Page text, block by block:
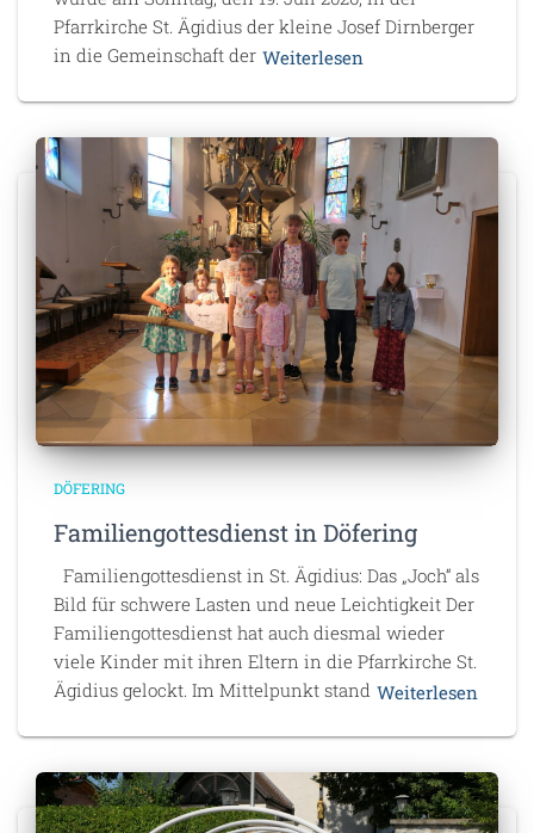
Pfarrkirche St. Ägidius der kleine Josef Dirnberger
in die Gemeinschaft der Weiterlesen
DÖFERING
Familiengottesdienst in Döfering
Familiengottesdienst in St. Ägidius: Das „Joch“ als
Bild für schwere Lasten und neue Leichtigkeit Der
Familiengottesdienst hat auch diesmal wieder
viele Kinder mit ihren Eltern in die Pfarrkirche St.
Ägidius gelockt. Im Mittelpunkt stand Weiterlesen